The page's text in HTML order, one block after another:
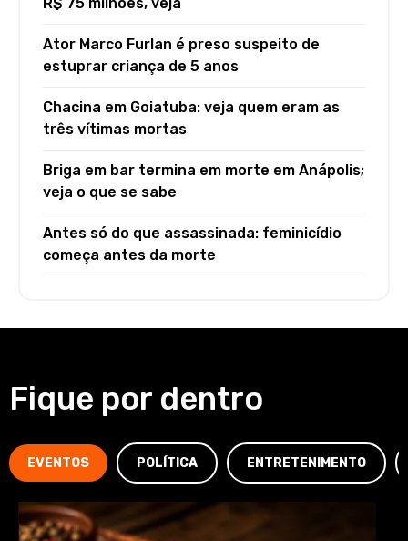
Ator Marco Furlan é preso suspeito de
estuprar criança de 5 anos
Chacina em Goiatuba: veja quem eram as
três vítimas mortas
Briga em bar termina em morte em Anápolis;
veja o que se sabe
Antes só do que assassinada: feminicídio
começa antes da morte
Fique por dentro
EVENTOS POLÍTICA ENTRETENIMENTO